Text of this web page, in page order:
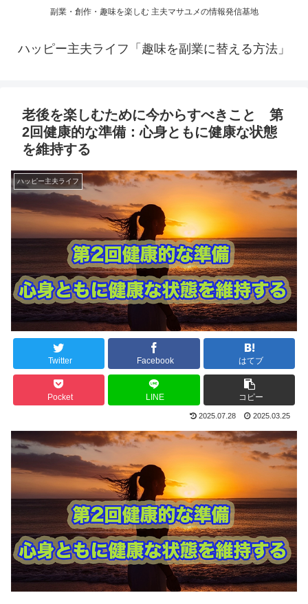
副業・創作・趣味を楽しむ 主夫マサユメの情報発信基地
ハッピー主夫ライフ「趣味を副業に替える方法」
老後を楽しむために今からすべきこと 第
2回健康的な準備：心身ともに健康な状態
を維持する
ハッピー主夫ライフ
Twitter Facebook はてブ
Pocket LINE コピー
2025.07.28 2025.03.25